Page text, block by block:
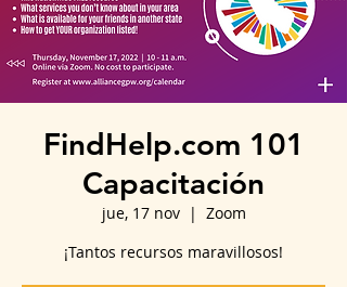
FindHelp.com 101
Capacitación
jue, 17 nov
  |
Zoom
¡Tantos recursos maravillosos!